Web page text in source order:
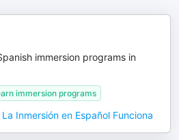
immersion programs in
immersion programs
Inmersión en Español Funciona